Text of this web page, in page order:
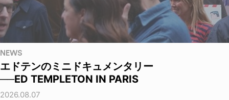
NEWS
エドテンのミニドキュメンタリー
──ED TEMPLETON IN PARIS
2026.08.07